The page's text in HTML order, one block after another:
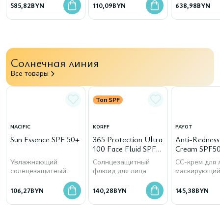
585,82BYN 110,09BYN 638,98BYN
Солнечная линия
Все товары
NACIFIC
Sun Essence SPF 50+
Увлажняющий
солнцезащитный
106,27BYN
Топ SPF
KORFF
365 Protection Ultra
100 Face Fluid SPF
50+
Солнцезащитный
флюид для лица
140,28BYN
PAYOT
Anti-
Cream
СС-крем для
маскирующий
145,38BYN